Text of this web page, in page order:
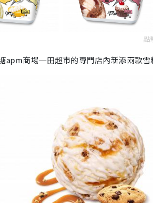
點
apm商場一田超市的專門店內新添兩款